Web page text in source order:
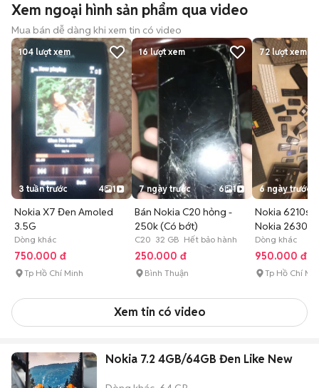
Xem ngoại hình sản phẩm qua video
Mua bán dễ dàng khi xem tin có video
104 lượt xem
3 tuần trước 4 1
Nokia X7 Đen Amoled
3.5G
Dòng khác
750.000 đ
Tp Hồ Chí Minh
16lượt xem
7 ngày trước 6 1
Bán Nokia C20 hỏng -
250k (Có bớt)
C20 32 GB Hết bảo hành
250.000 đ
Bình Thuận
72lượt xem
6 ngày trước
Nokia 6210s
Nokia 2630
LV
Dòng khác
950.000 đ
Tp Hồ Chí
Xem tin có video
Nokia 7.2 4GB/64GB Đen Like New